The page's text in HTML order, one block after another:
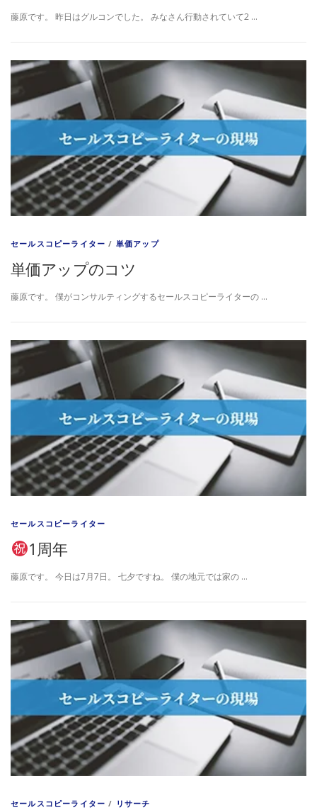
藤原です。 昨日はグルコンでした。 みなさん行動されていて2 …
セールスコピーライター / 単価アップ
単価アップのコツ
藤原です。 僕がコンサルティングするセールスコピーライターの …
セールスコピーライター
1周年
藤原です。 今日は7月7日。 七夕ですね。 僕の地元では家の …
セールスコピーライター / リサーチ